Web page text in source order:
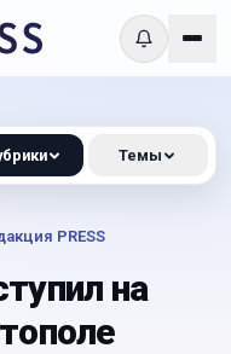
PRESS
на
Темы